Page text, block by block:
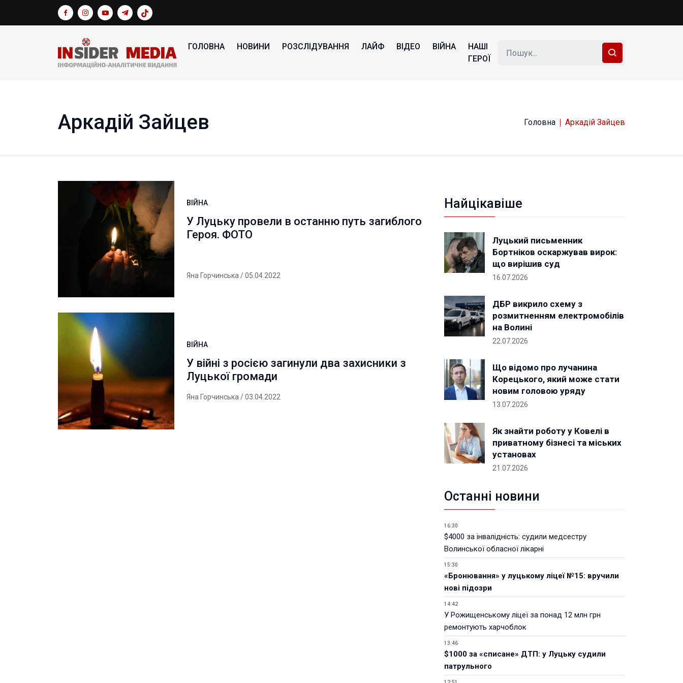
ГОЛОВНА НОВИНИ РОЗСЛІДУВАННЯ ЛАЙФ ВІДЕО ВІЙНА
НАШІ
ГЕРОЇ
Аркадій Зайцев Головна Аркадій Зайцев
ВІЙНА
У Луцьку провели в останню путь загиблого
Героя. ФОТО
Яна Горчинська / 05.04.2022
ВІЙНА
У війні з росією загинули два захисники з
Луцької громади
Яна Горчинська / 03.04.2022
Найцікавіше
Луцький письменник
Бортніков оскаржував вирок:
що вирішив суд
16.07.2026
ДБР викрило схему з
розмитненням електромобілів
на Волині
22.07.2026
Що відомо про лучанина
Корецького, який може стати
новим головою уряду
13.07.2026
Як знайти роботу у Ковелі в
приватному бізнесі та міських
установах
21.07.2026
Останні новини
16:30
$4000 за інвалідність: судили медсестру
Волинської обласної лікарні
15:30
«Бронювання» у луцькому ліцеї №15: вручили
нові підозри
14:42
У Рожищенському ліцеї за понад 12 млн грн
ремонтують харчоблок
13:46
$1000 за «списане» ДТП: у Луцьку судили
патрульного